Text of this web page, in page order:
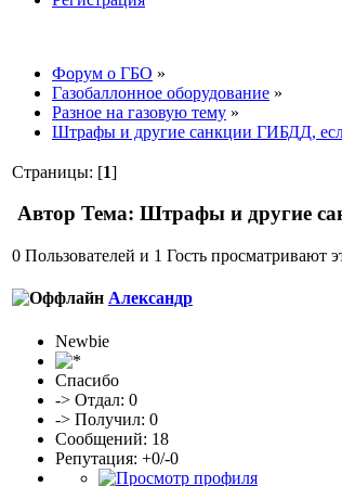
Форум о ГБО »
Газобаллонное оборудование »
Разное на газовую тему »
Штрафы и другие санкции ГИБДД,
Страницы: [1]
Автор Тема: Штрафы и другие
0 Пользователей и 1 Гость просматривают
Александр
Newbie
Спасибо
-> Отдал: 0
-> Получил: 0
Сообщений: 18
Репутация: +0/-0